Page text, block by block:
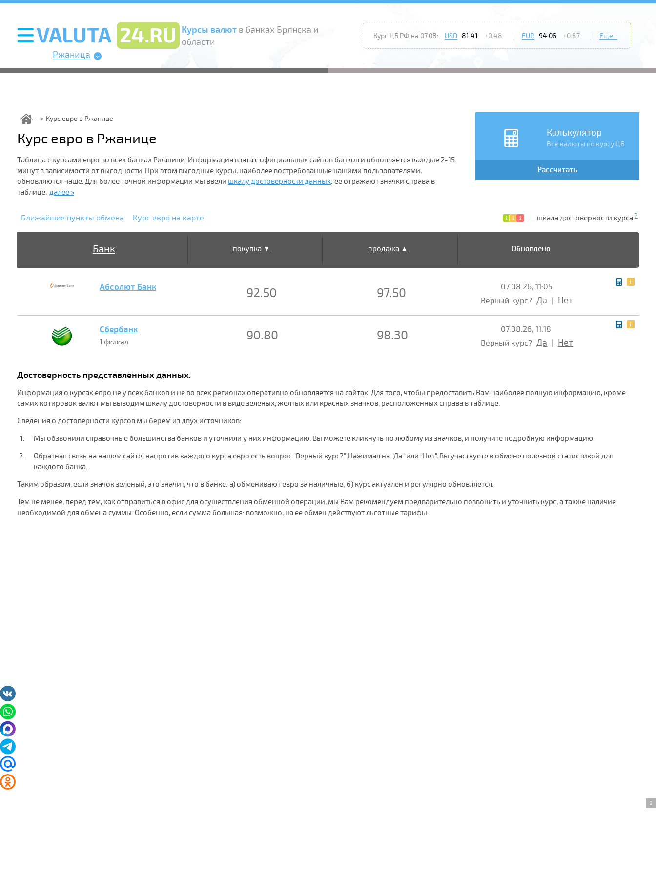
Курсы валютв банках Брянска и
области
Ржаница
Курс ЦБ РФ на 07.08: USD 81.41 +0.48 EUR 94.06 +0.87 Еще...
Калькулятор
Все валюты по курсу ЦБ
Рассчитать
Курс евро в Ржанице
Курс евро в Ржанице
Таблица с курсами евро во всех банках Ржаници. Информация взята с официальных сайтов банков и обновляется каждые 2-15
минут в зависимости от выгодности. При этом выгодные курсы, наиболее востребованные нашими пользователями,
обновляются чаще. Для более точной информации мы ввели шкалу достоверности данных: ее отражают значки справа в
таблице. далее »
Ближайшие пункты обмена Курс евро на карте — шкала достоверности курса.?
Банк покупка ▼ продажа ▲ Обновлено
Абсолют Банк 92.50 97.50
07.08.26, 11:05
Верный курс? Да Нет
Сбербанк
1 филиал 90.80 98.30
07.08.26, 11:18
Верный курс? Да Нет
Достоверность представленных данных.
Информация о курсах евро не у всех банков и не во всех регионах оперативно обновляется на сайтах. Для того, чтобы предоставить Вам наиболее полную информацию, кроме
самих котировок валют мы выводим шкалу достоверности в виде зеленых, желтых или красных значков, расположенных справа в таблице.
Сведения о достоверности курсов мы берем из двух источников:
Мы обзвонили справочные большинства банков и уточнили у них информацию. Вы можете кликнуть по любому из значков, и получите подробную информацию.
Обратная связь на нашем сайте: напротив каждого курса евро есть вопрос "Верный курс?". Нажимая на "Да" или "Нет", Вы участвуете в обмене полезной статистикой для
каждого банка.
Таким образом, если значок зеленый, это значит, что в банке: а) обменивают евро за наличные; б) курс актуален и регулярно обновляется.
Тем не менее, перед тем, как отправиться в офис для осуществления обменной операции, мы Вам рекомендуем предварительно позвонить и уточнить курс, а также наличие
необходимой для обмена суммы. Особенно, если сумма большая: возможно, на ее обмен действуют льготные тарифы.
1